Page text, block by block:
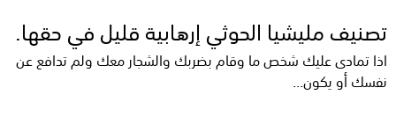
تصنيف مليشيا الحوثي إرهابية قليل في حقها.
اذا تمادى عليك شخص ما وقام بضربك والشجار معك ولم تدافع عن
نفسك أو يكون...